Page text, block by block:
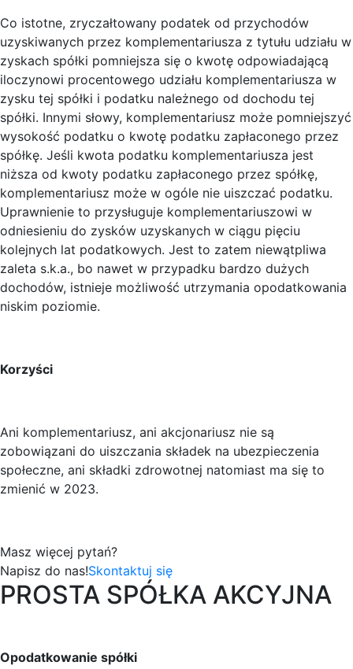
Co istotne, zryczałtowany podatek od przychodów
uzyskiwanych przez komplementariusza z tytułu udziału w
zyskach spółki pomniejsza się o kwotę odpowiadającą
iloczynowi procentowego udziału komplementariusza w
zysku tej spółki i podatku należnego od dochodu tej
spółki. Innymi słowy, komplementariusz może pomniejszyć
wysokość podatku o kwotę podatku zapłaconego przez
spółkę. Jeśli kwota podatku komplementariusza jest
niższa od kwoty podatku zapłaconego przez spółkę,
komplementariusz może w ogóle nie uiszczać podatku.
Uprawnienie to przysługuje komplementariuszowi w
odniesieniu do zysków uzyskanych w ciągu pięciu
kolejnych lat podatkowych. Jest to zatem niewątpliwa
zaleta s.k.a., bo nawet w przypadku bardzo dużych
dochodów, istnieje możliwość utrzymania opodatkowania
niskim poziomie.
Korzyści
Ani komplementariusz, ani akcjonariusz nie są
zobowiązani do uiszczania składek na ubezpieczenia
społeczne, ani składki zdrowotnej natomiast ma się to
zmienić w 2023.
Masz więcej pytań?
Napisz do nas!Skontaktuj się
PROSTA SPÓŁKA AKCYJNA
Opodatkowanie spółki